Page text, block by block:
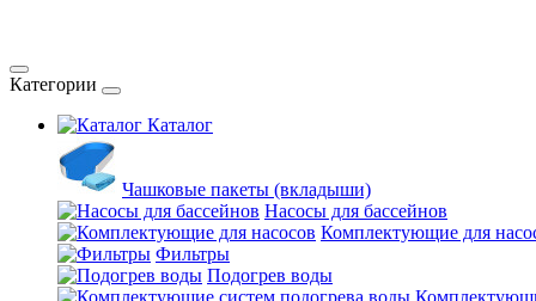
Категории
Каталог
Чашковые пакеты (вкладыши)
Насосы для бассейнов
Комплектующие для
Фильтры
Подогрев воды